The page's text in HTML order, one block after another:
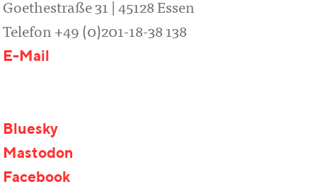
Goethestraße 31 | 45128 Essen
Telefon +49 (0)201-18-38 138
E-Mail
Bluesky
Mastodon
Facebook